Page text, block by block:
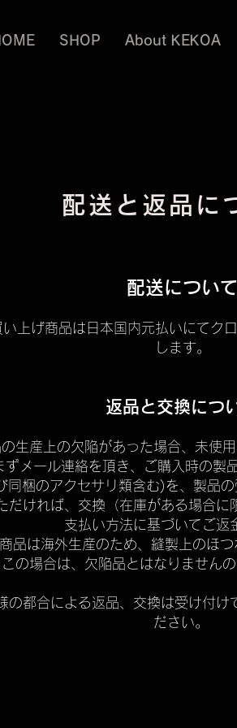
SHOP About KEKOA
配送と返品に
配送について
い上げ商品は日本国内元払いにてク
します。
返品と交換につ
生産上の欠陥があった場合、未使
ずメール連絡を頂き、ご購入時の製
同梱のアクセサリ類含む)を、製品
だければ、交換（在庫がある場合に
支払い方法に基づいてご返
品は海外生産のため、縫製上のほつ
の場合は、欠陥品とはなりません
の都合による返品、交換は受け付け
ださい。